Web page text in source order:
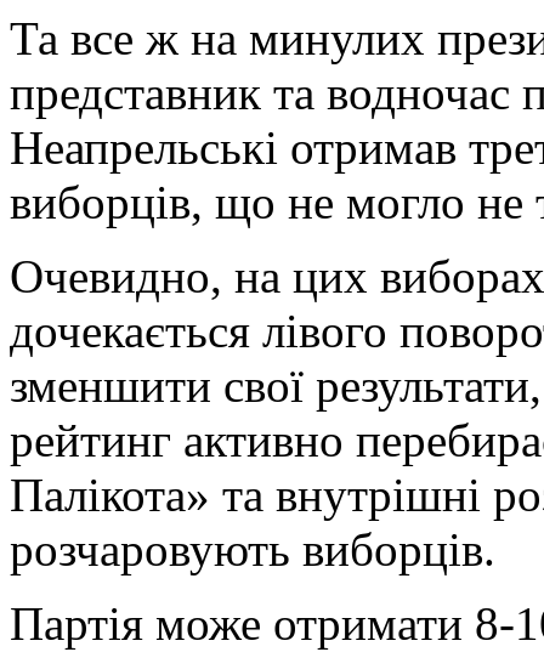
Та все ж на минулих
представник та водночас
Неапрельські отримав
виборців, що не могло не
Очевидно, на цих виборах
дочекається лівого
зменшити свої
рейтинг активно
Палікота» та внутрішні
розчаровують виборців.
Партія може отримати 8-